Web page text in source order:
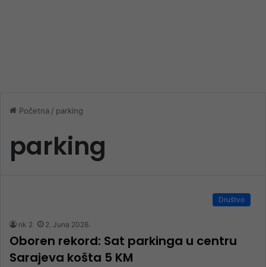
Početna / parking
parking
Društvo
nk 2 2. Juna 2026.
Oboren rekord: Sat parkinga u centru
Sarajeva košta 5 KM